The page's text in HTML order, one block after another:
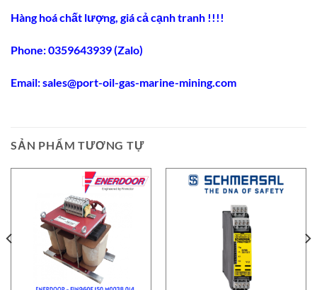
Hàng hoá chất lượng, giá cả cạnh tranh !!!!
Phone: 0359643939 (Zalo)
Email:sales@port-oil-gas-marine-mining.com
SẢN PHẨM TƯƠNG TỰ